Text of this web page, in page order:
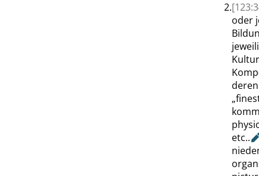
2.
oder
Kultur
„
etc..